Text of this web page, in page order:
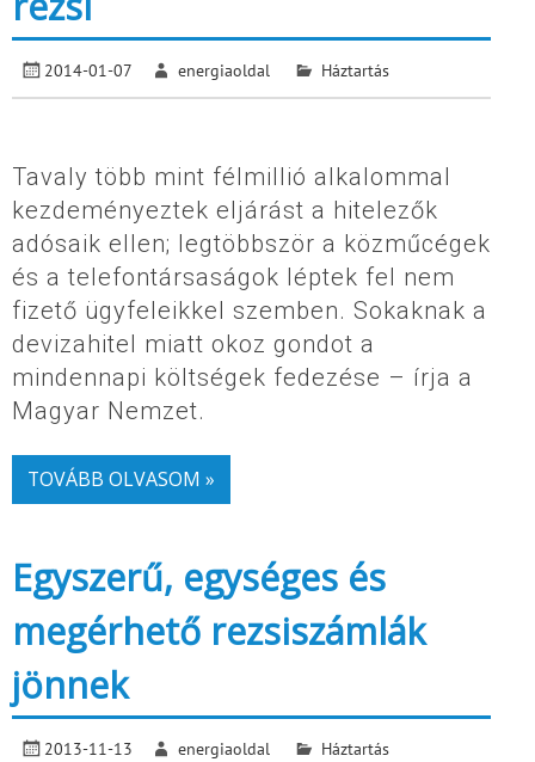
2014-01-07 energiaoldal Háztartás
Tavaly több mint félmillió alkalommal
kezdeményeztek eljárást a hitelezők
adósaik ellen; legtöbbször a közműcégek
és a telefontársaságok léptek fel nem
fizető ügyfeleikkel szemben. Sokaknak a
devizahitel miatt okoz gondot a
mindennapi költségek fedezése – írja a
Magyar Nemzet.
TOVÁBB OLVASOM »
Egyszerű, egységes és
megérhető rezsiszámlák
jönnek
2013-11-13 energiaoldal Háztartás